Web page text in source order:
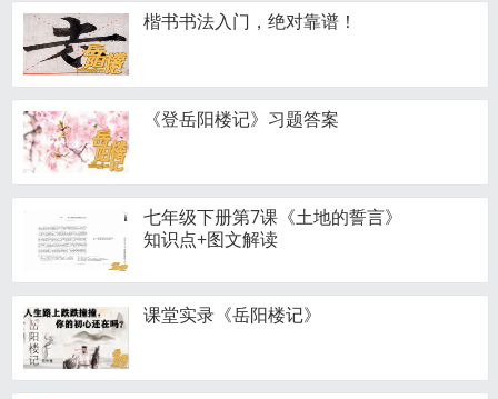
楷书书法入门，绝对靠谱！
《登岳阳楼记》习题答案
七年级下册第7课《土地的誓言》
知识点+图文解读
课堂实录《岳阳楼记》